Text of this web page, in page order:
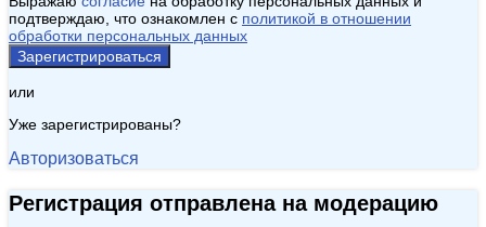
подтверждаю, что ознакомлен с политикой в отношении
обработки персональных данных
Зарегистрироваться
или
Уже зарегистрированы?
Авторизоваться
Регистрация отправлена на модерацию